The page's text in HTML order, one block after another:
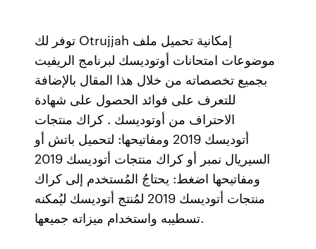
توفر لك Otrujjah إمكانية تحميل ملف
موضوعات امتحانات أوتوديسك لبرنامج الريفيت
بجميع تخصصاته من خلال هذا المقال بالإضافة
للتعرف على فوائد الحصول على شهادة
الاحتراف من أوتوديسك . كراك منتجات
أتوديسك 2019 ومفاتيحها: لتحميل باتش أو
السيريال نمبر أو كراك منتجات أتوديسك 2019
ومفاتيحها اضغط: يحتاجُ المُستخدم إلى كراك
منتجات أتوديسك 2019 لمُنتج أتوديسك ليُمكنه
تسطيبه واستخدام ميزاته جميعها.